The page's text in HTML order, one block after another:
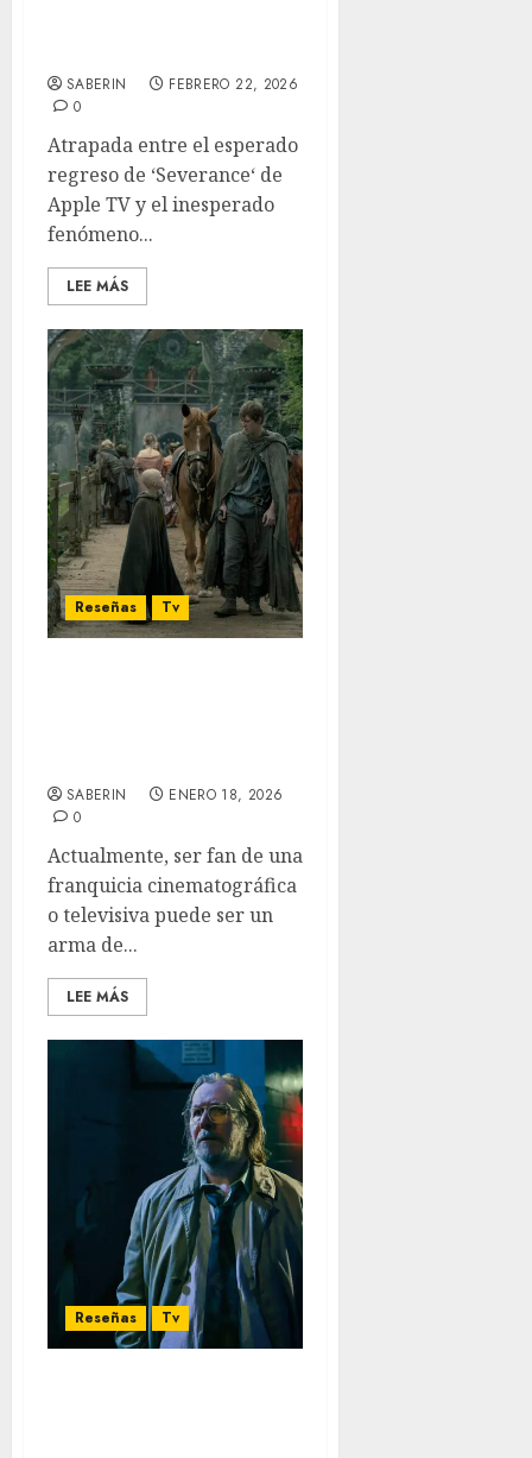
SABERIN
FEBRERO 22, 2026
0
Atrapada entre el esperado
regreso de ‘Severance‘ de
Apple TV y el inesperado
fenómeno...
LEE MÁS
Reseñas Tv
SABERIN
ENERO 18, 2026
0
Actualmente, ser fan de una
franquicia cinematográfica
o televisiva puede ser un
arma de...
LEE MÁS
Reseñas Tv